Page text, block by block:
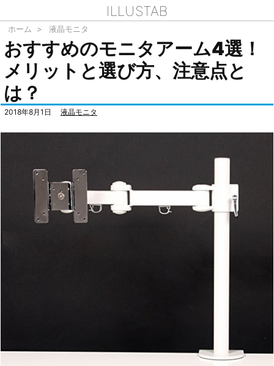
ILLUSTAB
ホーム > 液晶モニタ
おすすめのモニタアーム4選！
メリットと選び方、注意点と
は？
2018年8月1日 液晶モニタ